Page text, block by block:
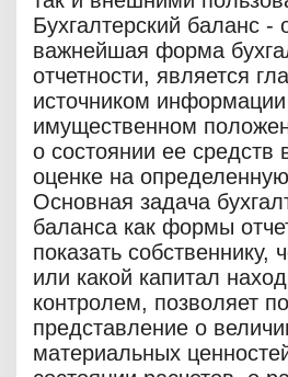
Бухгалтерский баланс -
важнейшая форма
отчетности, является
источником
имущественном
о состоянии ее средств
оценке на
Основная задача
баланса как формы
показать собственнику,
или какой капитал
контролем, позволяет
представление о
материальных